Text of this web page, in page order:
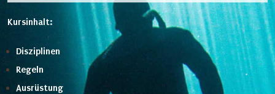
Kursinhalt:
Disziplinen
Regeln
Ausrüstung